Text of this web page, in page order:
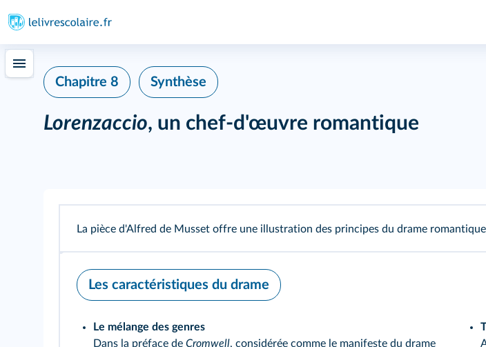
Chapitre 8 Synthèse
Lorenzaccio, un chef-d'œuvre romantique
La pièce d'Alfred de Musset offre une illustration des principes du drame
Les caractéristiques du drame
Le mélange des genres
Dans la préface de Cromwell, considérée comme le manifeste du drame